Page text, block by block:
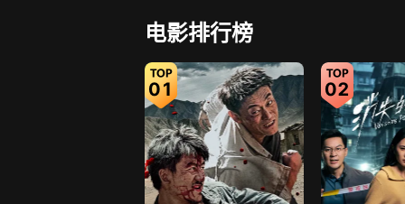
电影排行榜
01 02